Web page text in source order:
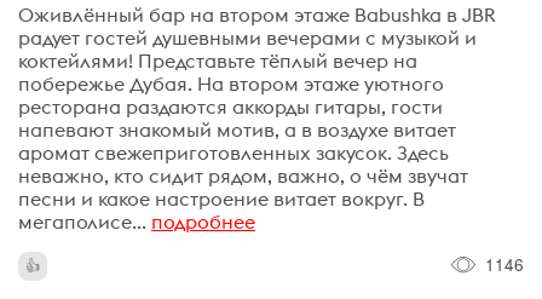
Оживлённый бар на втором этаже Babushka в JBR
радует гостей душевными вечерами с музыкой и
коктейлями! Представьте тёплый вечер на
побережье Дубая. На втором этаже уютного
ресторана раздаются аккорды гитары, гости
напевают знакомый мотив, а в воздухе витает
аромат свежеприготовленных закусок. Здесь
неважно, кто сидит рядом, важно, о чём звучат
песни и какое настроение витает вокруг. В
мегаполисе... подробнее
1146